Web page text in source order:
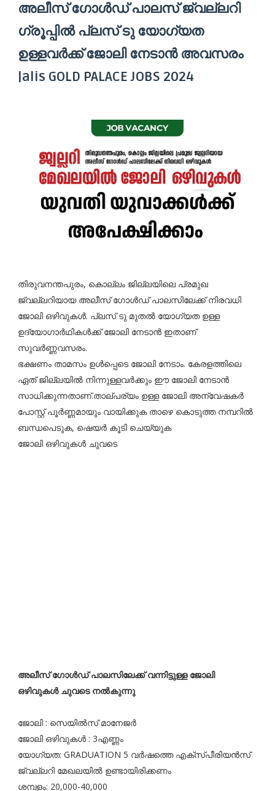
അലീസ് ഗോൾഡ് പാലസ് ജ്വല്ലറി
ഗ്രൂപ്പിൽ പ്ലസ് ടു യോഗ്യത
ഉള്ളവർക്ക് ജോലി നേടാൻ അവസരം
|alis GOLD PALACE JOBS 2024
തിരുവനന്തപുരം, കൊല്ലം ജില്ലയിലെ പ്രമുഖ
ജ്വല്ലറിയായ അലീസ് ഗോൾഡ് പാലസിലേക്ക് നിരവധി
ജോലി ഒഴിവുകൾ. പ്ലസ് ടു മുതൽ യോഗ്യത ഉള്ള
ഉദ്യോഗാർഥികൾക്ക് ജോലി നേടാൻ ഇതാണ്
സുവർണ്ണവസരം.
ഭക്ഷണം താമസം ഉൾപ്പെടെ ജോലി നേടാം. കേരളത്തിലെ
ഏത് ജില്ലയിൽ നിന്നുള്ളവർക്കും ഈ ജോലി നേടാൻ
സാധിക്കുന്നതാണ്.താല്പര്യം ഉള്ള ജോലി അന്വേഷകർ
പോസ്റ്റ്‌ പൂർണ്ണമായും വായിക്കുക താഴെ കൊടുത്ത നമ്പറിൽ
ബന്ധപെടുക, ഷെയർ കൂടി ചെയ്യുക
ജോലി ഒഴിവുകൾ ചുവടെ
അലീസ് ഗോൾഡ് പാലസിലേക്ക് വന്നിട്ടുള്ള ജോലി
ഒഴിവുകൾ ചുവടെ നൽകുന്നു
ജോലി : സെയിൽസ് മാനേജർ
ജോലി ഒഴിവുകൾ : 3എണ്ണം
യോഗ്യത: GRADUATION 5 വർഷത്തെ എക്സ്പീരിയൻസ്
ജ്വല്ലറി മേഖലയിൽ ഉണ്ടായിരിക്കണം
ശമ്പളം: 20,000-40,000